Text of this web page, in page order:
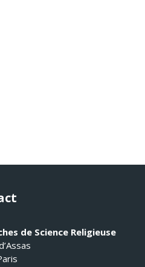
de Science Religieuse